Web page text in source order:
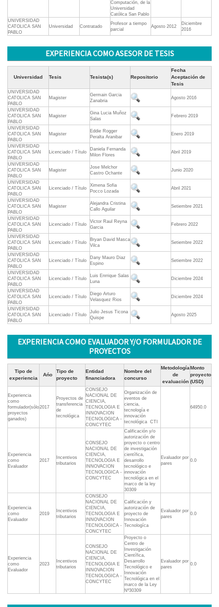
Computación, de la
Universidad
Católica San Pablo
UNIVERSIDAD
CATOLICA SAN
PABLO
Universidad Contratado
Profesor a tiempo
parcial
Agosto 2012
Diciembre
2016
EXPERIENCIA COMO ASESOR DE TESIS
Universidad Tesis Tesista(s) Repositorio
Fecha
Aceptación de
Tesis
UNIVERSIDAD
CATOLICA SAN
PABLO
Magister
Germain Garcia
Zanabria
Agosto 2016
UNIVERSIDAD
CATOLICA SAN
PABLO
Magister
Gina Lucia Muñoz
Salas
Febrero 2019
UNIVERSIDAD
CATOLICA SAN
PABLO
Magister
Eddie Rogger
Peralta Aranibar
Enero 2019
UNIVERSIDAD
CATOLICA SAN
PABLO
Licenciado / Título
Daniela Fernanda
Milon Flores
Abril 2019
UNIVERSIDAD
CATOLICA SAN
PABLO
Magister
Jose Melchor
Castro Ochante
Junio 2020
UNIVERSIDAD
CATOLICA SAN
PABLO
Licenciado / Título
Ximena Sofia
Pocco Lozada
Abril 2021
UNIVERSIDAD
CATOLICA SAN
PABLO
Magister
Alejandra Cristina
Callo Aguilar
Setiembre 2021
UNIVERSIDAD
CATOLICA SAN
PABLO
Licenciado / Título
Victor Raul Reyna
Garcia
Febrero 2022
UNIVERSIDAD
CATOLICA SAN
PABLO
Licenciado / Título
Bryan David Masca
Vilca
Setiembre 2022
UNIVERSIDAD
CATOLICA SAN
PABLO
Licenciado / Título
Dany Mauro Diaz
Espino
Setiembre 2022
UNIVERSIDAD
CATOLICA SAN
PABLO
Licenciado / Título
Luis Enrrique Salas
Luna
Diciembre 2024
UNIVERSIDAD
CATOLICA SAN
PABLO
Licenciado / Título
Diego Arturo
Velasquez Rios
Diciembre 2024
UNIVERSIDAD
CATOLICA SAN
PABLO
Licenciado / Título
Julio Jesus Ticona
Quispe
Agosto 2025
EXPERIENCIA COMO EVALUADOR Y/O FORMULADOR DE
PROYECTOS
Tipo de
experiencia
Ańo
Tipo de
proyecto
Entidad
financiadora
Nombre del
concurso
Metodología
de
evaluación
Monto
proyecto
(USD)
Experiencia
como
formulador(sólo
proyectos
ganados)
2017
Proyectos de
transferencia
de
tecnológica
CONSEJO
NACIONAL DE
CIENCIA,
TECNOLOGIA E
INNOVACION
TECNOLOGICA -
CONCYTEC
Organización de
eventos de
ciencia,
tecnología e
innovación
tecnológica  CTI
64950.0
Experiencia
como
Evaluador
2017
Incentivos
tributarios
CONSEJO
NACIONAL DE
CIENCIA,
TECNOLOGIA E
INNOVACION
TECNOLOGICA -
CONCYTEC
Calificación y/o
autorización de
proyecto o centro
de investigación
científica,
desarrollo
tecnológico e
innovación
tecnológica en el
marco de la ley
30309
Evaluador por
pares
0.0
Experiencia
como
Evaluador
2019
Incentivos
tributarios
CONSEJO
NACIONAL DE
CIENCIA,
TECNOLOGIA E
INNOVACION
TECNOLOGICA -
CONCYTEC
Calificación y
autorización de
proyecto de
Innovación
Tecnologíca
Evaluador por
pares
0.0
Experiencia
como
Evaluador
2023
Incentivos
tributarios
CONSEJO
NACIONAL DE
CIENCIA,
TECNOLOGIA E
INNOVACION
TECNOLOGICA -
CONCYTEC
Proyecto o
Centro de
Investigación
Científica,
Desarrollo
Tecnológico e
Innovación
Tecnológica en el
marco de la Ley
Nº30309
Evaluador por
pares
0.0